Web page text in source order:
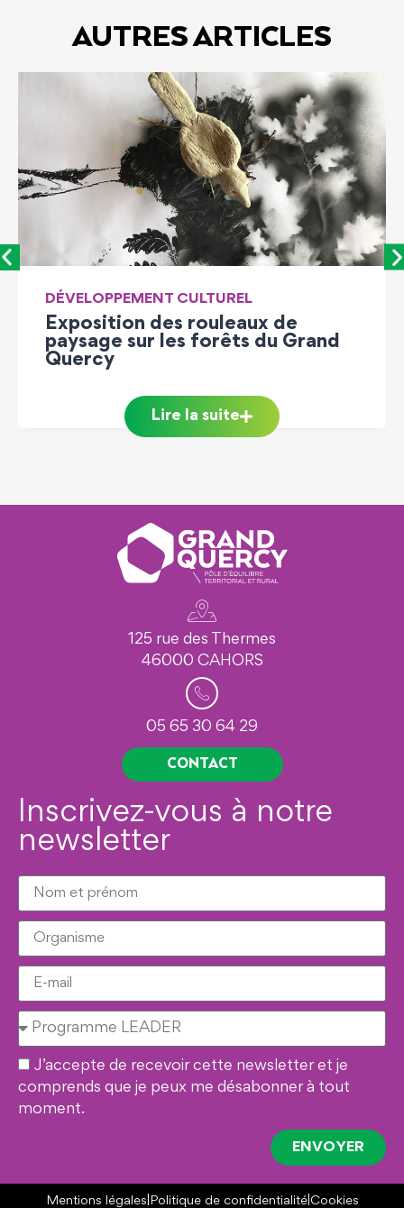
AUTRES ARTICLES
CULTUREL
rouleaux de
forêts du Grand
Démarrage du
LEADER 2023-
125 rue des Thermes
46000 CAHORS
05 65 30 64 29
CONTACT
Inscrivez-vous à notre
newsletter
J’accepte de recevoir cette newsletter et je
comprends que je peux me désabonner à tout
moment.
ENVOYER
Mentions légales Politique de confidentialité| Cookies